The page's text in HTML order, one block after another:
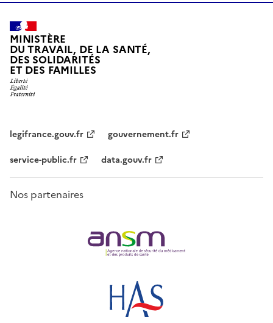
MINISTÈRE
DU TRAVAIL, DE LA SANTÉ,
DES SOLIDARITÉS
ET DES FAMILLES
legifrance.gouv.fr
gouvernement.fr
service-public.fr
data.gouv.fr
Nos partenaires